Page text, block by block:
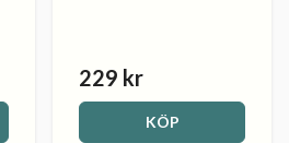
229 kr
KÖP